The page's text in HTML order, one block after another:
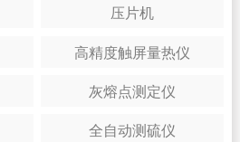
压片机
高精度触屏量热仪
灰熔点测定仪
全自动测硫仪